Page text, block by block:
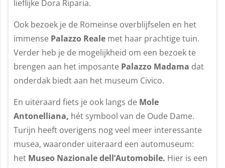
lieflijke Dora Riparia.
Ook bezoek je de Romeinse overblijfselen en het
immense Palazzo Reale met haar prachtige tuin.
Verder heb je de mogelijkheid om een bezoek te
brengen aan het imposante Palazzo Madama dat
onderdak biedt aan het museum Civico.
En uiteraard fiets je ook langs de Mole
Antonelliana, hét symbool van de Oude Dame.
Turijn heeft overigens nog veel meer interessante
musea, waaronder uiteraard een automuseum:
het Museo Nazionale dell’Automobile. Hier is een